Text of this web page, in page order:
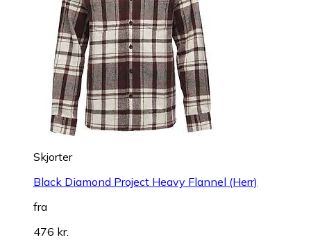
Skjorter
Black Diamond Project Heavy Flannel (Herr)
fra
476 kr.